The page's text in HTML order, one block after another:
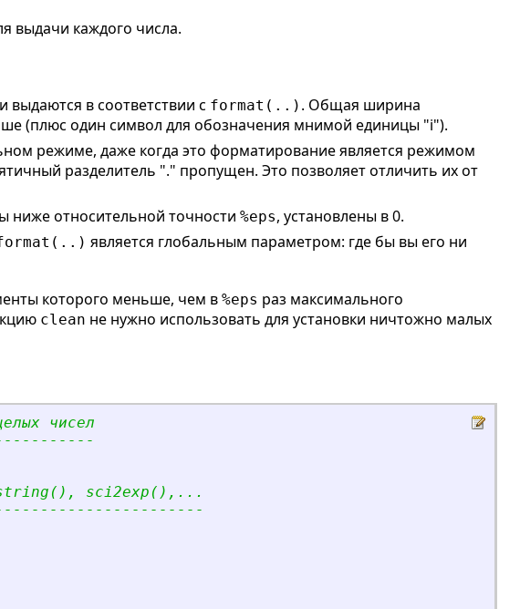
выдачи каждого числа.
в соответствии с format(..) . Общая ширина
(плюс один символ для обозначения мнимой единицы "i").
режиме, даже когда это форматирование является режимом
разделитель "." пропущен. Это позволяет отличить их от
относительной точности %eps, установлены в 0.
является глобальным параметром: где бы вы его ни
которого меньше, чем в %eps раз максимального
clean не нужно использовать для установки ничтожно малых
чисел
string(), sci2exp(),...